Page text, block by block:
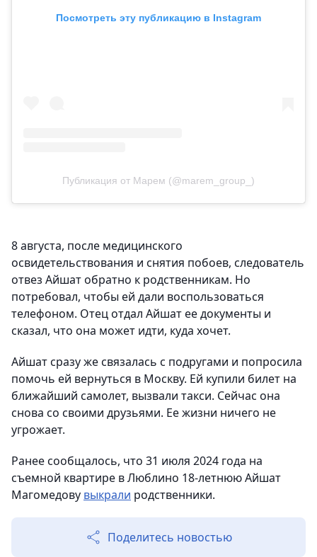
Посмотреть эту публикацию в Instagram
Публикация от Марем (@marem_group_)
8 августа, после медицинского
освидетельствования и снятия побоев, следователь
отвез Айшат обратно к родственникам. Но
потребовал, чтобы ей дали воспользоваться
телефоном. Отец отдал Айшат ее документы и
сказал, что она может идти, куда хочет.
Айшат сразу же связалась с подругами и попросила
помочь ей вернуться в Москву. Ей купили билет на
ближайший самолет, вызвали такси. Сейчас она
снова со своими друзьями. Ее жизни ничего не
угрожает.
Ранее сообщалось, что 31 июля 2024 года на
съемной квартире в Люблино 18-летнюю Айшат
Магомедову выкрали родственники.
Поделитесь новостью